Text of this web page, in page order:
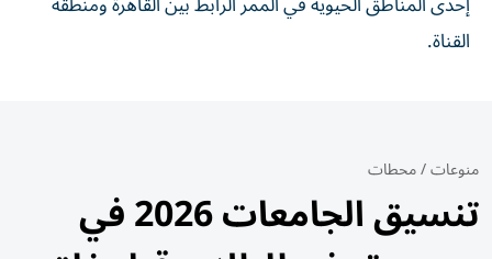
القناة.
منوعات/محطات
تنسيق الجامعات 2026 في